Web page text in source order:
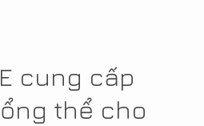
cung cấp
thể cho